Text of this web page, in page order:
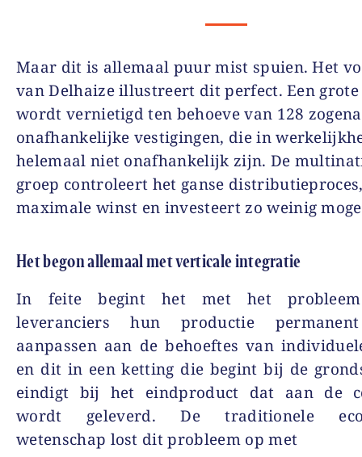
Maar dit is allemaal puur mist spuien. Het
van Delhaize illustreert dit perfect. Een
wordt vernietigd ten behoeve van 128
onafhankelijke vestigingen, die in
helemaal niet onafhankelijk zijn. De
groep controleert het ganse
maximale winst en investeert zo weinig
Het begon allemaal met verticale integratie
In feite begint het met het
leveranciers hun productie
aanpassen aan de behoeftes van
en dit in een ketting die begint bij de
eindigt bij het eindproduct dat aan de
wordt geleverd. De traditionele
wetenschap lost dit probleem op met